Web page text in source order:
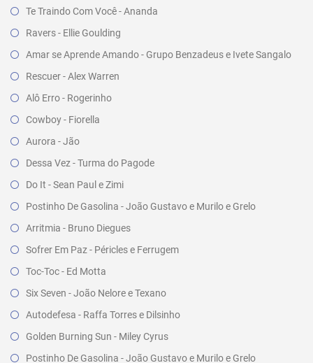
Te Traindo Com Você - Ananda
Ravers - Ellie Goulding
Amar se Aprende Amando - Grupo Benzadeus e Ivete Sangalo
Rescuer - Alex Warren
Alô Erro - Rogerinho
Cowboy - Fiorella
Aurora - Jão
Dessa Vez - Turma do Pagode
Do It - Sean Paul e Zimi
Postinho De Gasolina - João Gustavo e Murilo e Grelo
Arritmia - Bruno Diegues
Sofrer Em Paz - Péricles e Ferrugem
Toc-Toc - Ed Motta
Six Seven - João Nelore e Texano
Autodefesa - Raffa Torres e Dilsinho
Golden Burning Sun - Miley Cyrus
Postinho De Gasolina - João Gustavo e Murilo e Grelo